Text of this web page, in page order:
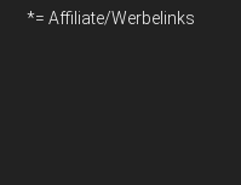
*= Affiliate/Werbelinks